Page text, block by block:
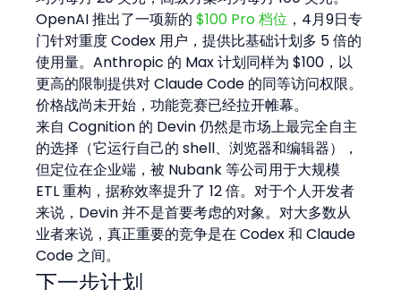
OpenAI 推出了一项新的 $100 Pro 档位 ，4月9日专
门针对重度 Codex 用户，提供比基础计划多 5 倍的
使用量。Anthropic 的 Max 计划同样为 $100，以
更高的限制提供对 Claude Code 的同等访问权限。
价格战尚未开始，功能竞赛已经拉开帷幕。
来自 Cognition 的 Devin 仍然是市场上最完全自主
的选择（它运行自己的 shell、浏览器和编辑器），
但定位在企业端，被 Nubank 等公司用于大规模
ETL 重构，据称效率提升了 12 倍。对于个人开发者
来说，Devin 并不是首要考虑的对象。对大多数从
业者来说，真正重要的竞争是在 Codex 和 Claude
Code 之间。
下一步计划